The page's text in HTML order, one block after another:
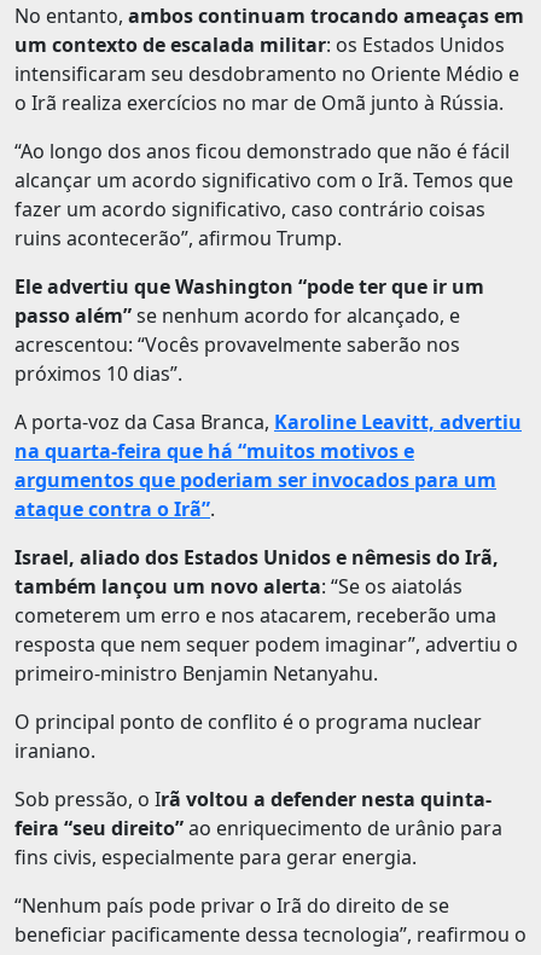
No entanto, ambos continuam trocando ameaças em
um contexto de escalada militar: os Estados Unidos
intensificaram seu desdobramento no Oriente Médio e
o Irã realiza exercícios no mar de Omã junto à Rússia.
“Ao longo dos anos ficou demonstrado que não é fácil
alcançar um acordo significativo com o Irã. Temos que
fazer um acordo significativo, caso contrário coisas
ruins acontecerão”, afirmou Trump.
Ele advertiu que Washington “pode ter que ir um
passo além”se nenhum acordo for alcançado, e
acrescentou: “Vocês provavelmente saberão nos
próximos 10 dias”.
A porta-voz da Casa Branca, Karoline Leavitt, advertiu
na quarta-feira que há “muitos motivos e
argumentos que poderiam ser invocados para um
ataque contra o Irã”.
Israel, aliado dos Estados Unidos e nêmesis do Irã,
também lançou um novo alerta: “Se os aiatolás
cometerem um erro e nos atacarem, receberão uma
resposta que nem sequer podem imaginar”, advertiu o
primeiro-ministro Benjamin Netanyahu.
O principal ponto de conflito é o programa nuclear
iraniano.
Sob pressão, o Irã voltou a defender nesta quinta-
feira “seu direito”ao enriquecimento de urânio para
fins civis, especialmente para gerar energia.
“Nenhum país pode privar o Irã do direito de se
beneficiar pacificamente dessa tecnologia”, reafirmou o